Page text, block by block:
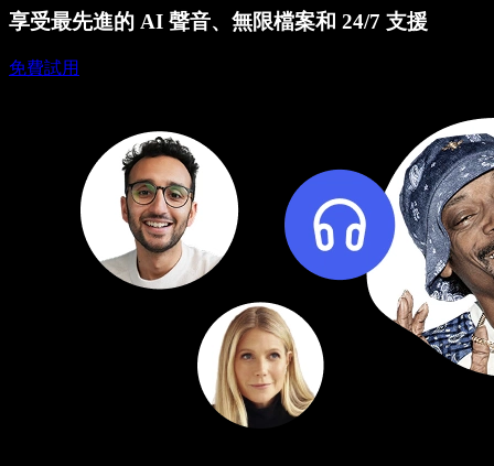
享受最先進的 AI 聲音、無限檔案和 24/7 支援
免費試用